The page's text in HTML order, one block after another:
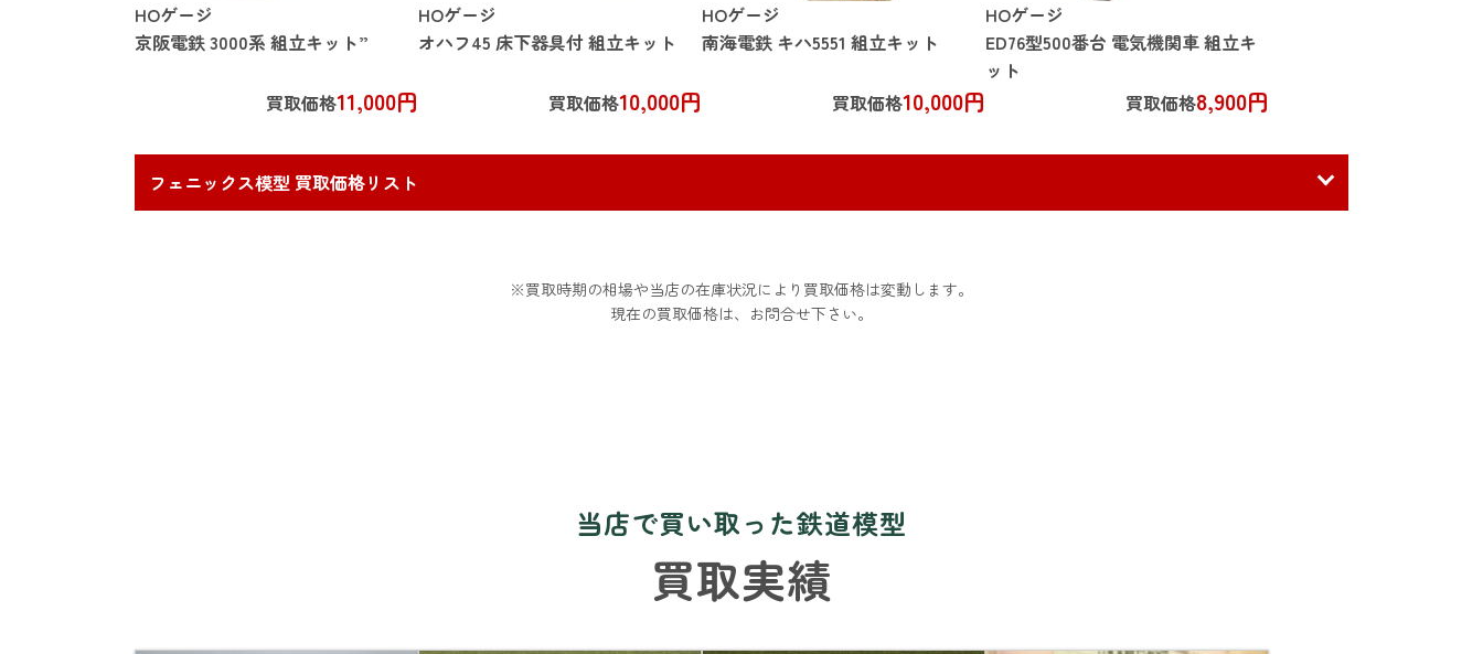
HOゲージ
京阪電鉄 3000系 組立キット”
買取価格11,000円
HOゲージ
オハフ45 床下器具付 組立キット
買取価格10,000円
HOゲージ
南海電鉄 キハ5551 組立キット
買取価格10,000円
HOゲージ
ED76型500番台 電気機関車 組立キ
ット
買取価格8,900円
フェニックス模型 買取価格リスト
※買取時期の相場や当店の在庫状況により買取価格は変動します。
現在の買取価格は、お問合せ下さい。
当店で買い取った鉄道模型
買取実績